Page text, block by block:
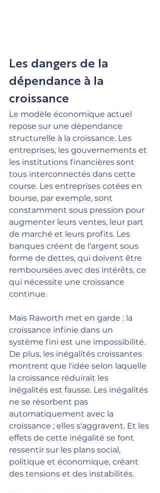
Les dangers de la
dépendance à la
croissance
Le modèle économique actuel
repose sur une dépendance
structurelle à la croissance. Les
entreprises, les gouvernements et
les institutions financières sont
tous interconnectés dans cette
course. Les entreprises cotées en
bourse, par exemple, sont
constamment sous pression pour
augmenter leurs ventes, leur part
de marché et leurs profits. Les
banques créent de l'argent sous
forme de dettes, qui doivent être
remboursées avec des intérêts, ce
qui nécessite une croissance
continue.
Mais Raworth met en garde : la
croissance infinie dans un
système fini est une impossibilité.
De plus, les inégalités croissantes
montrent que l'idée selon laquelle
la croissance réduirait les
inégalités est fausse. Les inégalités
ne se résorbent pas
automatiquement avec la
croissance ; elles s'aggravent. Et les
effets de cette inégalité se font
ressentir sur les plans social,
politique et économique, créant
des tensions et des instabilités.